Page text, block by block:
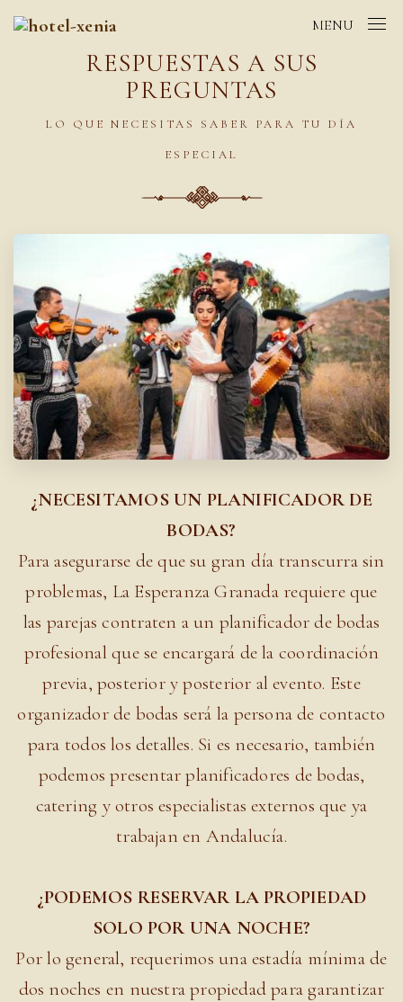
MENU
RESPUESTAS A SUS
PREGUNTAS
LO QUE NECESITAS SABER PARA TU DÍA
ESPECIAL
¿NECESITAMOS UN PLANIFICADOR DE
BODAS?
Para asegurarse de que su gran día transcurra sin
problemas, La Esperanza Granada requiere que
las parejas contraten a un planificador de bodas
profesional que se encargará de la coordinación
previa, posterior y posterior al evento. Este
organizador de bodas será la persona de contacto
para todos los detalles. Si es necesario, también
podemos presentar planificadores de bodas,
catering y otros especialistas externos que ya
trabajan en Andalucía.
¿PODEMOS RESERVAR LA PROPIEDAD
SOLO POR UNA NOCHE?
Por lo general, requerimos una estadía mínima de
dos noches en nuestra propiedad para garantizar